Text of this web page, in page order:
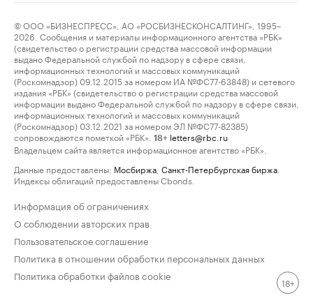
© ООО «БИЗНЕСПРЕСС», АО «РОСБИЗНЕСКОНСАЛТИНГ», 1995–
2026. Сообщения и материалы информационного агентства «РБК»
(свидетельство о регистрации средства массовой информации
выдано Федеральной службой по надзору в сфере связи,
информационных технологий и массовых коммуникаций
(Роскомнадзор) 09.12.2015 за номером ИА №ФС77-63848) и сетевого
издания «РБК» (свидетельство о регистрации средства массовой
информации выдано Федеральной службой по надзору в сфере связи,
информационных технологий и массовых коммуникаций
(Роскомнадзор) 03.12.2021 за номером ЭЛ №ФС77-82385)
сопровождаются пометкой «РБК».
18+ letters@rbc.ru
Владельцем сайта является информационное агентство «РБК».
Данные предоставлены: Мосбиржа Санкт-Петербургская биржа
Индексы облигаций предоставлены Cbonds.
Информация об ограничениях
О соблюдении авторских прав
Пользовательское соглашение
Политика в отношении обработки персональных данных
Политика обработки файлов cookie
18+